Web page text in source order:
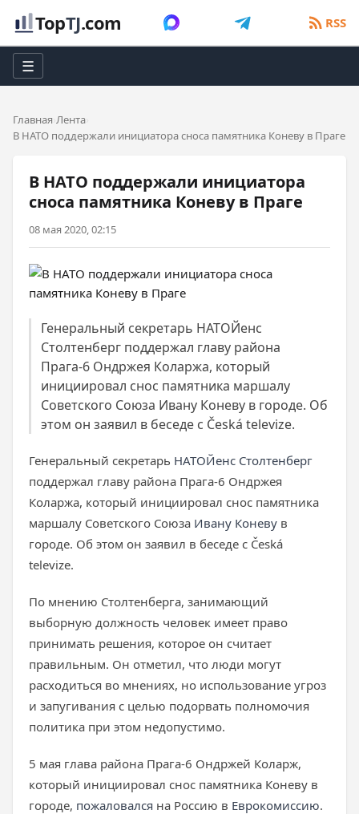
TopTJ.com RSS
☰
Главная Лента
В НАТО поддержали инициатора сноса памятника Коневу в Праге
В НАТО поддержали инициатора
сноса памятника Коневу в Праге
08 мая 2020, 02:15
Генеральный секретарь НАТОЙенс
Столтенберг поддержал главу района
Прага-6 Ондржея Коларжа, который
инициировал снос памятника маршалу
Советского Союза Ивану Коневу в городе. Об
этом он заявил в беседе с Česká televize.
Генеральный секретарь НАТОЙенс Столтенберг
поддержал главу района Прага-6 Ондржея
Коларжа, который инициировал снос памятника
маршалу Советского Союза Ивану Коневу в
городе. Об этом он заявил в беседе с Česká
televize.
По мнению Столтенберга, занимающий
выборную должность человек имеет право
принимать решения, которое он считает
правильным. Он отметил, что люди могут
расходиться во мнениях, но использование угроз
и запугивания с целью подорвать полномочия
политика при этом недопустимо.
5 мая глава района Прага-6 Ондржей Коларж,
который инициировал снос памятника Коневу в
городе, пожаловался на Россию в Еврокомиссию.